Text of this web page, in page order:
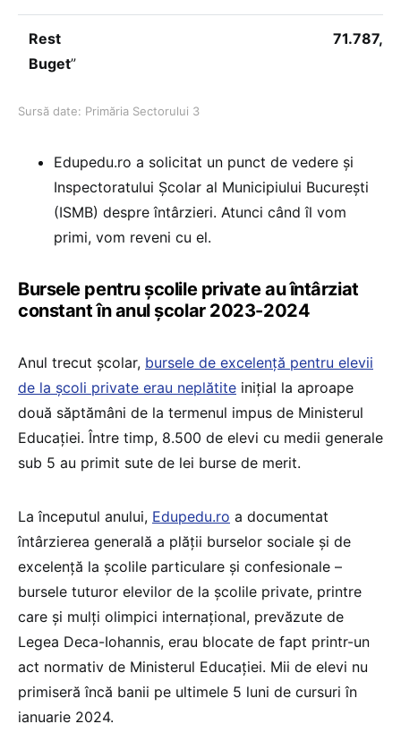
Rest
Buget”
Sursă date: Primăria Sectorului 3
Edupedu.ro a solicitat un punct de vedere și
Inspectoratului Școlar al Municipiului București
(ISMB) despre întârzieri. Atunci când îl vom
primi, vom reveni cu el.
Bursele pentru școlile private au întârziat
constant în anul școlar 2023-2024
Anul trecut școlar, bursele de excelență pentru elevii
de la școli private erau neplătite inițial la aproape
două săptămâni de la termenul impus de Ministerul
Educației. Între timp, 8.500 de elevi cu medii generale
sub 5 au primit sute de lei burse de merit.
La începutul anului, Edupedu.ro a documentat
întârzierea generală a plății burselor sociale și de
excelență la școlile particulare și confesionale –
bursele tuturor elevilor de la școlile private, printre
care și mulți olimpici internațional, prevăzute de
Legea Deca-Iohannis, erau blocate de fapt printr-un
act normativ de Ministerul Educației. Mii de elevi nu
primiseră încă banii pe ultimele 5 luni de cursuri în
ianuarie 2024.